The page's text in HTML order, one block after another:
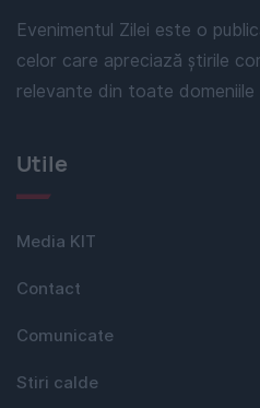
Evenimentul Zilei este o
celor care apreciază știrile
relevante din toate
Utile
Media KIT
Contact
Comunicate
Stiri calde